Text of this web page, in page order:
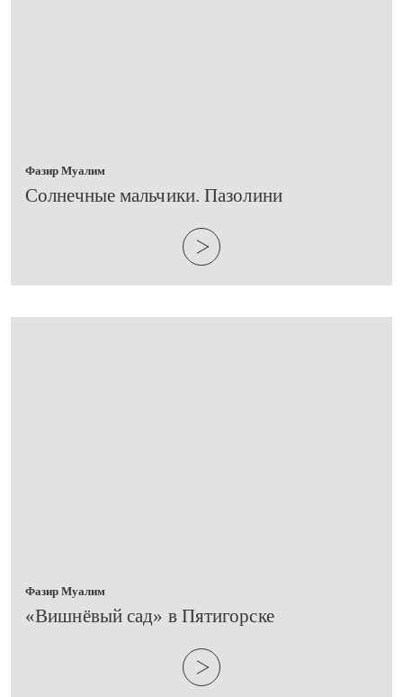
Фазир Муалим
​Солнечные мальчики. Пазолини
Фазир Муалим
​«Вишнёвый сад» в Пятигорске